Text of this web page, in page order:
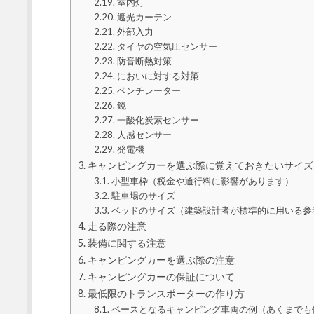
室内灯
遮光カーテン
外部入力
タイヤの空気圧センサー
防音断熱対策
においに対する対策
ベンチレーター
鏡
一酸化炭素センサー
人感センサー
発電機
キャンピングカーを選ぶ際に覚えておきたいサイズ
小型車枠（税金や通行料に影響があります）
駐車場のサイズ
ベッドのサイズ（建築設計者が標準的に用いる参
走る際の注意
装備に関する注意
キャンピングカーを選ぶ際の注意
キャンピングカーの保証について
最低限のトランスポーターの作り方
ベースとなるキャンピング車両の例（あくまでも